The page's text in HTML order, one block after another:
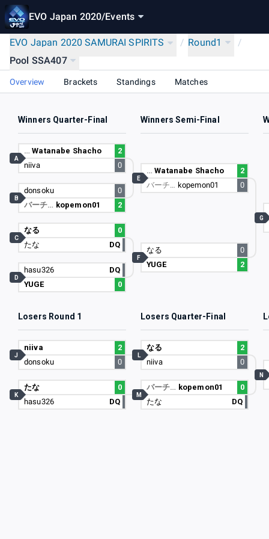
EVO Japan 2020/Events
EVO Japan 2020 SAMURAI SPIRITS / Round1
/
Pool SSA407
Overview Brackets Standings Matches
Winners Quarter-Final Winners Semi-Final
…Watanabe Shacho
2
niiva
0
A
donsoku
0
バーチ… kopemon01 2
B
なる
0
たな
DQ
C
hasu326
DQ
YUGE
0
D
…Watanabe Shacho
2
バーチ… kopemon01 0
E
なる
0
YUGE
2
F
G
Losers Round 1 Losers Quarter-Final
niiva
2
donsoku
0
J
たな
0
hasu326
DQ
K
なる
2
niiva
0
L
バーチ… kopemon01
0
たな
DQ
M
N